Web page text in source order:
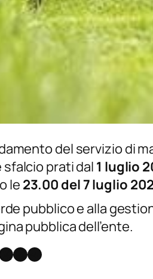
del servizio di
prati dal 1 luglio
le23.00 del 7 luglio
pubblico e alla
pubblica dell’ente.
Threads
Telegram